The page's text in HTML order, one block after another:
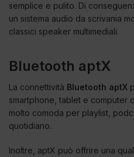
semplice e pulito. Di
un sistema audio da scrivania
classici speaker multimediali.
Bluetooth aptX
La connettività Bluetooth aptX
smartphone, tablet e computer
molto comoda per playlist,
quotidiano.
Inoltre, aptX può offrire una